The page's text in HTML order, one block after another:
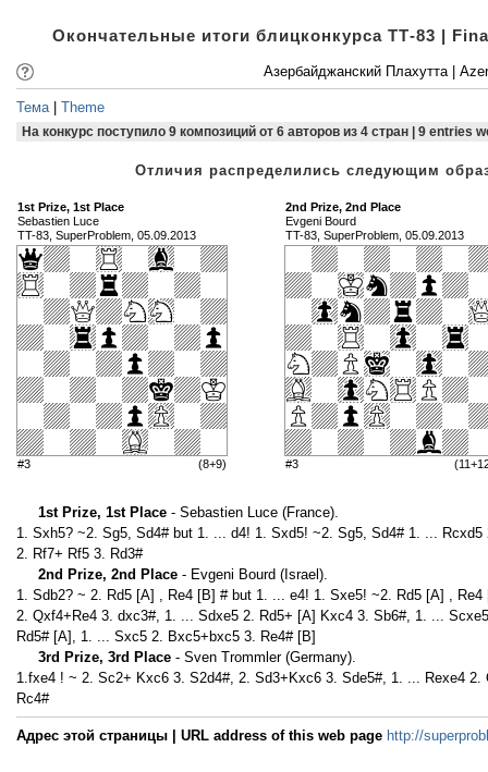
Окончательные итоги блицконкурса ТТ-83 |
Азербайджанский Плахутта |
Тема Theme
На конкурс поступило 9 композиций от 6 авторов из 4 стран | 9
Отличия распределились следующим
1st Prize, 1st Place
Sebastien Luce
TT-83, SuperProblem, 05.09.2013
#3 (8+9)
2nd Prize, 2nd Place
Evgeni Bourd
TT-83, SuperProblem, 05.09.2013
#3
1st Prize, 1st Place - Sebastien Luce (France).
1. Sxh5? ~2. Sg5, Sd4# but 1. ... d4! 1. Sxd5! ~2. Sg5, Sd4# 1. ...
2. Rf7+ Rf5 3. Rd3#
2nd Prize, 2nd Place - Evgeni Bourd (Israel).
1. Sdb2? ~ 2. Rd5 [A] , Re4 [B] # but 1. ... e4! 1. Sxe5! ~2. Rd5 [A] ,
2. Qxf4+Re4 3. dxc3#, 1. ... Sdxe5 2. Rd5+ [A] Kxc4 3. Sb6#, 1. ...
Rd5# [A], 1. ... Sxc5 2. Bxc5+bxc5 3. Re4# [B]
3rd Prize, 3rd Place - Sven Trommler (Germany).
1.fxe4 ! ~ 2. Sc2+ Kxc6 3. S2d4#, 2. Sd3+Kxc6 3. Sde5#, 1. ... Rexe4
Rc4#
Адрес этой страницы | URL address of this web page http://